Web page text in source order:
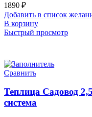
1890 ₽
Добавить в список
В корзину
Быстрый просмотр
Сравнить
Теплица Садовод
система